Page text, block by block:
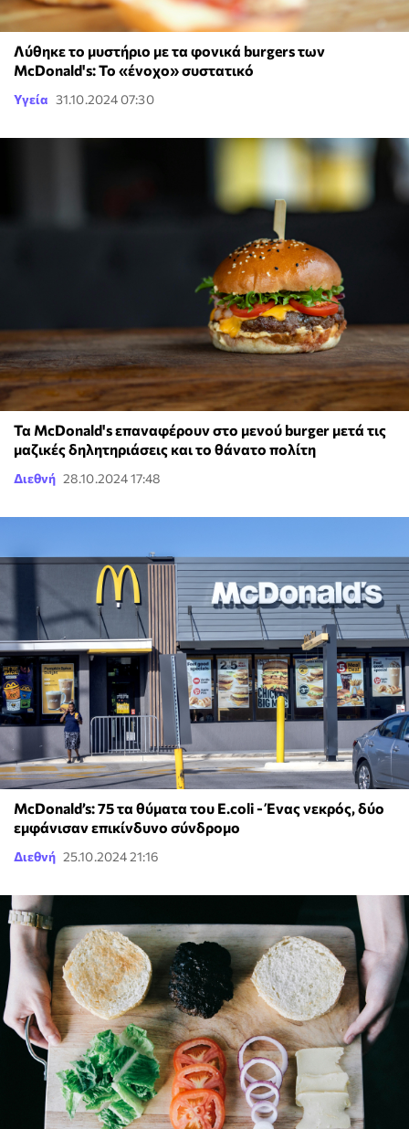
Λύθηκε το μυστήριο με τα φονικά burgers των
McDonald's: Το «ένοχο» συστατικό
Υγεία 31.10.2024 07:30
Τα McDonald's επαναφέρουν στο μενού burger μετά τις
μαζικές δηλητηριάσεις και το θάνατο πολίτη
Διεθνή 28.10.2024 17:48
McDonald’s: 75 τα θύματα του E.coli - Ένας νεκρός, δύο
εμφάνισαν επικίνδυνο σύνδρομο
Διεθνή 25.10.2024 21:16